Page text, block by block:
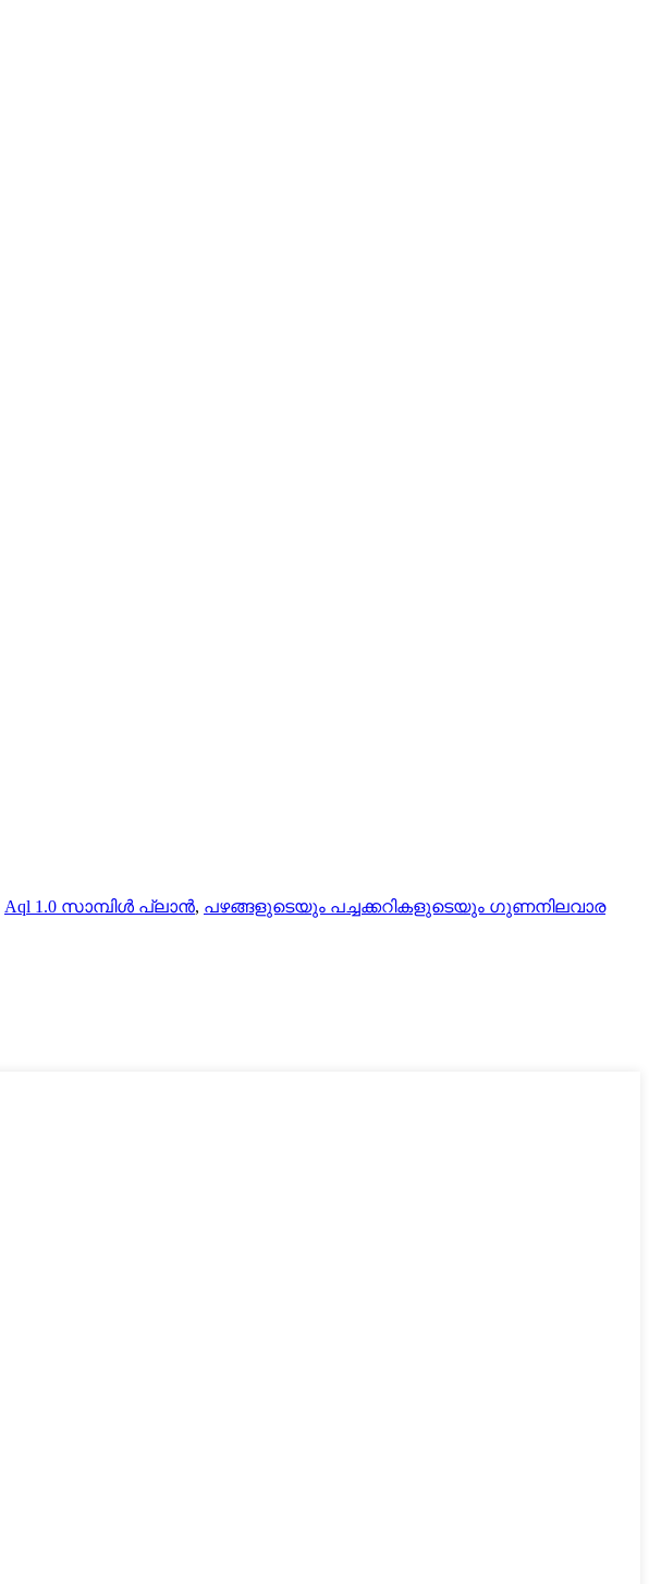
Aql 1.0 സാമ്പിൾ പ്ലാൻ, പഴങ്ങളുടെയും പച്ചക്കറികളുടെയും ഗുണനിലവാര